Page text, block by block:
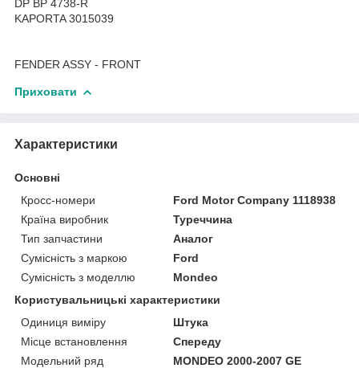
DP BP 4738-R
KAPORTA 3015039
FENDER ASSY - FRONT
Приховати
Характеристики
Основні
Кросс-номери
Ford Motor Company 1118938
Країна виробник
Туреччина
Тип запчастини
Аналог
Сумісність з маркою
Ford
Сумісність з моделлю
Mondeo
Користувальницькі характеристики
Одиниця виміру
Штука
Місце встановлення
Спереду
Модельний ряд
MONDEO 2000-2007 GE